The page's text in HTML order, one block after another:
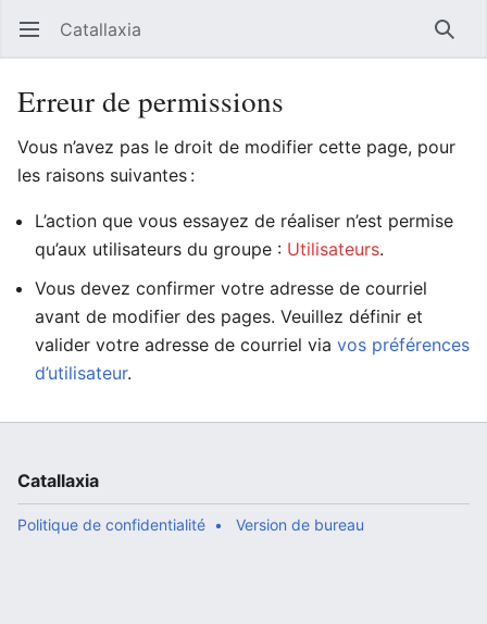
Ouvrir le menu principal Catallaxia
Erreur de permissions
Vous n’avez pas le droit de modifier cette page, pour
les raisons suivantes :
L’action que vous essayez de réaliser n’est permise
qu’aux utilisateurs du groupe : Utilisateurs.
Vous devez confirmer votre adresse de courriel
avant de modifier des pages. Veuillez définir et
valider votre adresse de courriel via vos préférences
d’utilisateur.
Catallaxia
Politique de confidentialité Version de bureau